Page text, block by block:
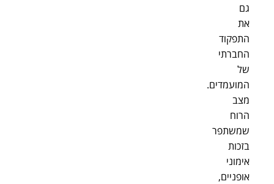
גם
את
התפקוד
החברתי
של
המועמדים.
מצב
הרוח
שמשתפר
בזכות
אימוני
אופניים,